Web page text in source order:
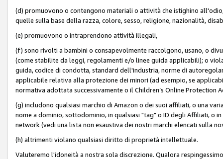
(d) promuovono o contengono materiali o attività che istighino
quelle sulla base della razza, colore, sesso, religione, nazionalità,
(e) promuovono o intraprendono attività illegali,
(f) sono rivolti a bambini o consapevolmente raccolgono, usano, o
(come stabilite da leggi, regolamenti e/o linee guida applicabili); o
guida, codice di condotta, standard dell'industria, norme di
applicabile relativa alla protezione dei minori (ad esempio, se
normativa adottata successivamente o il Children’s Online Protection
(g) includono qualsiasi marchio di Amazon o dei suoi affiliati, o una
nome a dominio, sottodominio, in qualsiasi "tag" o ID degli Affiliati, o
network (vedi una lista non esaustiva dei nostri marchi elencati sulla
(h) altrimenti violano qualsiasi diritto di proprietà intellettuale.
Valuteremo l'idoneità a nostra sola discrezione. Qualora